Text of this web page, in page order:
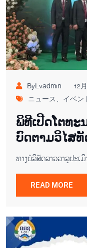
ByLvadmin
12
ニュース、イベン
ພິ​ທີ​ເປີດ​ໂຕ​ທ
ບົດ​ຕາມ​ວິ​ໄສ​
ທາງ​ບໍ​ລິ​ສັດລາວ​ວາ​ລູ​ປະ​ເ
READ MORE